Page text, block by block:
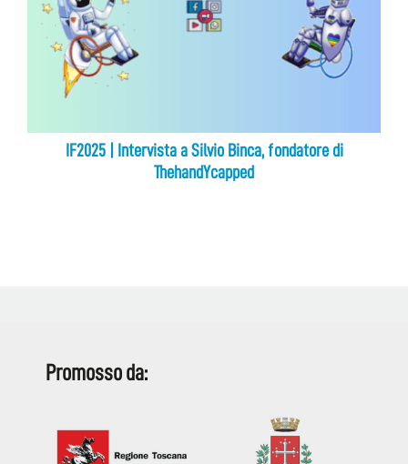
IF2025 | Intervista a Silvio Binca, fondatore di
ThehandYcapped
Promosso da: